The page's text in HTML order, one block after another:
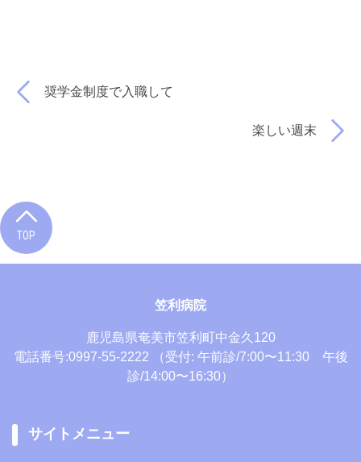
奨学金制度で入職して
楽しい週末
TOP
笠利病院
鹿児島県奄美市笠利町中金久120
電話番号:0997-55-2222
（受付: 午前診/7:00〜11:30 午後
診/14:00〜16:30）
サイトメニュー